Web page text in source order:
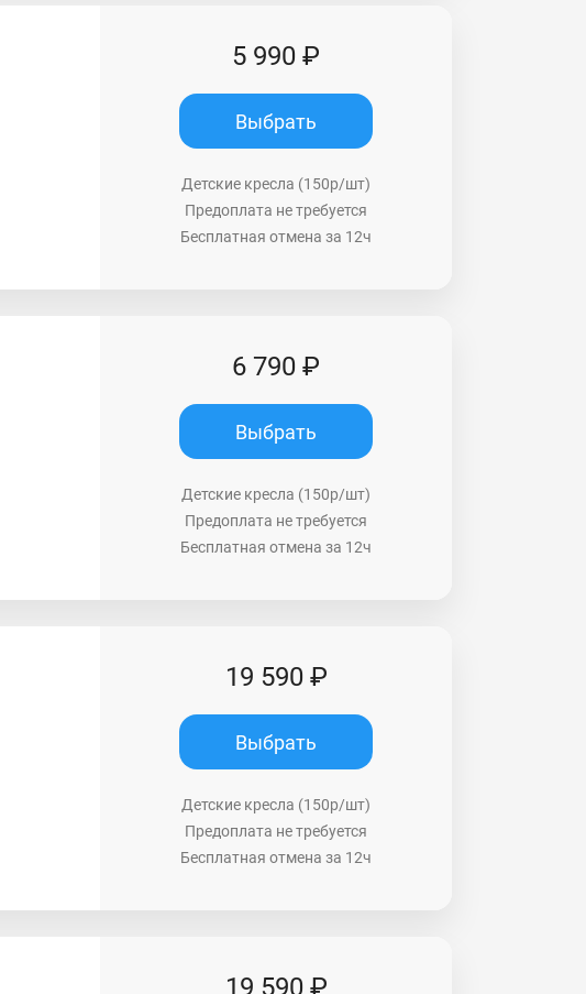
5 990 ₽
Выбрать
Детские кресла (150р/шт)
Предоплата не требуется
Бесплатная отмена за 12ч
6 790 ₽
Выбрать
Детские кресла (150р/шт)
Предоплата не требуется
Бесплатная отмена за 12ч
19 590 ₽
Выбрать
Детские кресла (150р/шт)
Предоплата не требуется
Бесплатная отмена за 12ч
19 590 ₽